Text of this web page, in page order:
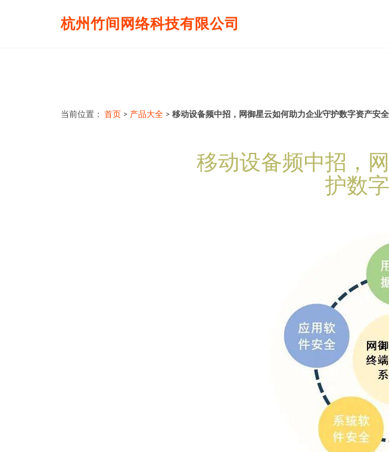
杭州竹间网络科技有限公司
当前位置： 首页 > 产品大全 > 移动设备频中招，网御星云如何助力企业守护数字资产安全
移动设备频中招，
护数